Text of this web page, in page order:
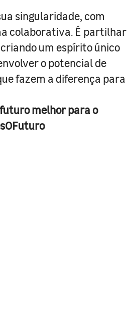
singularidade, com
colaborativa. É partilhar
um espírito único
o potencial de
fazem a diferença para
melhor para o